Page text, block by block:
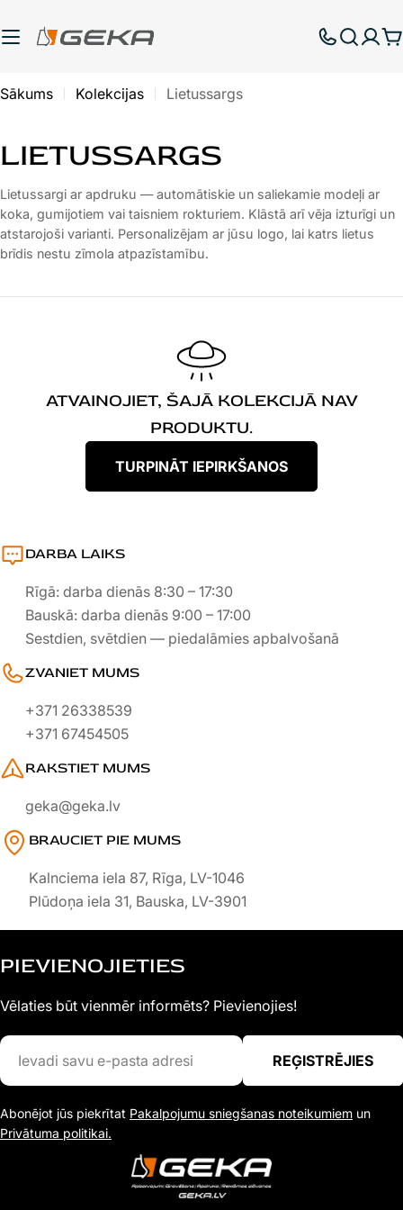
uz
Sākums Kolekcijas Lietussargs
K
A
T
E
G
LIETUSSARGS
Lietussargi ar apdruku — automātiskie un saliekamie modeļi ar
koka, gumijotiem vai taisniem rokturiem. Klāstā arī vēja izturīgi un
atstarojoši varianti. Personalizējam ar jūsu logo, lai katrs lietus
brīdis nestu zīmola atpazīstamību.
ATVAINOJIET, ŠAJĀ KOLEKCIJĀ NAV
PRODUKTU.
TURPINĀT IEPIRKŠANOS
DARBA LAIKS
Rīgā: darba dienās 8:30 – 17:30
Bauskā: darba dienās 9:00 – 17:00
Sestdien, svētdien — piedalāmies apbalvošanā
ZVANIET MUMS
+371 26338539
+371 67454505
RAKSTIET MUMS
geka@geka.lv
BRAUCIET PIE MUMS
Kalnciema iela 87, Rīga, LV-1046
Plūdoņa iela 31, Bauska, LV-3901
PIEVIENOJIETIES
Vēlaties būt vienmēr informēts? Pievienojies!
Ievadi
savu
pasta
adresi
REĢISTRĒJIES
Abonējot jūs piekrītat Pakalpojumu sniegšanas noteikumiem un
Privātuma politikai.